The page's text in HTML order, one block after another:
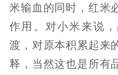
米输血的同时，红米
作用。对小米来说
渡，对原本积累起来
释，当然这也是所有